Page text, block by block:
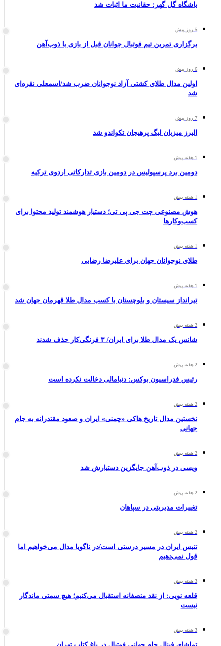
باشگاه گل گهر: حقانیت ما اثبات شد
5 روز پیش
برگزاری تمرین تیم فوتبال جوانان قبل از بازی با ذوب‌آهن
6 روز پیش
اولین مدال طلای کشتی آزاد نوجوانان ضرب شد/اسمعلی نقره‌ای
شد
7 روز پیش
البرز میزبان لیگ پرهیجان تکواندو شد
1 هفته پیش
دومین برد پرسپولیس در دومین بازی تدارکاتی اردوی ترکیه
1 هفته پیش
هوش مصنوعی چت جی پی تی؛ دستیار هوشمند تولید محتوا برای
کسب‌وکارها
1 هفته پیش
طلای نوجوانان جهان برای علیرضا رضایی
1 هفته پیش
تیرانداز سیستان و بلوچستان با کسب مدال طلا قهرمان جهان شد
2 هفته پیش
شانس یک مدال طلا برای ایران/ ۳ فرنگی‌کار حذف شدند
2 هفته پیش
رئیس فدراسیون بوکس: دنیامالی دخالت نکرده است
2 هفته پیش
نخستین مدال تاریخ هاکی «چمنی» ایران و صعود مقتدرانه به جام
جهانی
2 هفته پیش
ویسی در ذوب‌آهن جایگزین دستیارش شد
2 هفته پیش
تغییرات مدیریتی در سپاهان
2 هفته پیش
تنیس ایران در مسیر درستی است/در ناگویا مدال می‌خواهیم اما
قول نمی‌دهیم
3 هفته پیش
قلعه نویی: از نقد منصفانه استقبال می‌کنیم؛ هیچ سمتی ماندگار
نیست
3 هفته پیش
تماشای فینال جام جهانی فوتبال در باغ کتاب تهران